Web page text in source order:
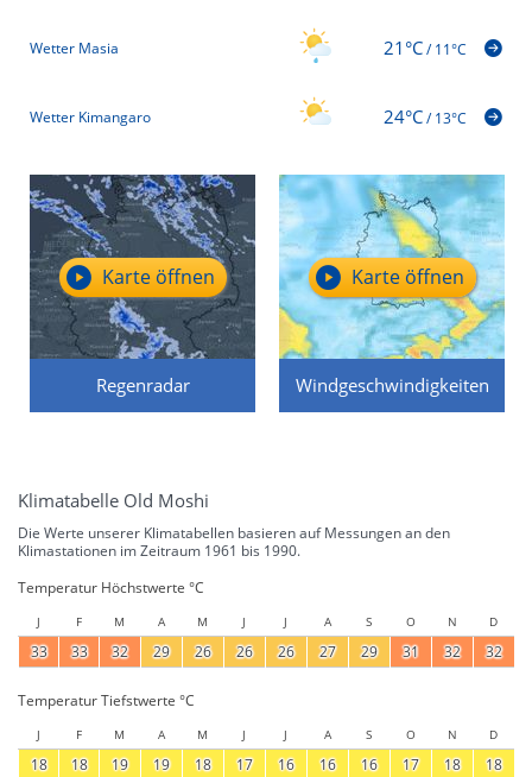
Wetter Masia 21°C/11°C
Wetter Kimangaro 24°C/13°C
Regenradar
Karte öffnen
Windgeschwindigkeiten
Karte öffnen
Klimatabelle Old Moshi
Die Werte unserer Klimatabellen basieren auf Messungen an den
Klimastationen im Zeitraum 1961 bis 1990.
Temperatur Höchstwerte °C
J F M A M J J A S O N D
33 33 32 29 26 26 26 27 29 31 32 32
Temperatur Tiefstwerte °C
J F M A M J J A S O N D
18 18 19 19 18 17 16 16 16 17 18 18